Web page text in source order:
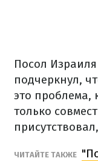
Посол
подчеркнул,
это проблема,
только
ЧИТАЙТЕ ТАКЖЕ